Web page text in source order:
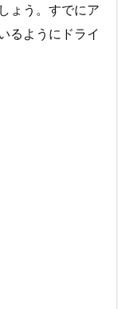
ょう。すでにア
るようにドライ